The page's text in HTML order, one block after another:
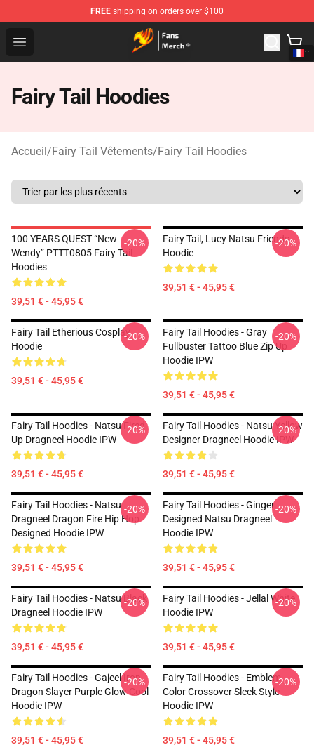
FREE shipping on orders over $100
Open menu
Fairy Tail Store - Official Fairy Tail Merchandise Shop
Fairy Tail Hoodies
Accueil/Fairy Tail Vêtements/Fairy Tail Hoodies
100 YEARS QUEST “New
Wendy” PTTT0805 Fairy Tail
Hoodies
39,51 € - 45,95 €
-20%
Fairy Tail, Lucy Natsu Friends
Hoodie
39,51 € - 45,95 €
-20%
Fairy Tail Etherious Cosplay
Hoodie
39,51 € - 45,95 €
-20%
Fairy Tail Hoodies - Gray
Fullbuster Tattoo Blue Zip Up
Hoodie IPW
39,51 € - 45,95 €
-20%
Fairy Tail Hoodies - Natsu Fired
Up Dragneel Hoodie IPW
39,51 € - 45,95 €
-20%
Fairy Tail Hoodies - Natsu Yellow
Designer Dragneel Hoodie IPW
39,51 € - 45,95 €
-20%
Fairy Tail Hoodies - Natsu
Dragneel Dragon Fire Hip Hop
Designed Hoodie IPW
39,51 € - 45,95 €
-20%
Fairy Tail Hoodies - Ginger
Designed Natsu Dragneel
Hoodie IPW
39,51 € - 45,95 €
-20%
Fairy Tail Hoodies - Natsu Black
Dragneel Hoodie IPW
39,51 € - 45,95 €
-20%
Fairy Tail Hoodies - Jellal White
Hoodie IPW
39,51 € - 45,95 €
-20%
Fairy Tail Hoodies - Gajeel Iron
Dragon Slayer Purple Glow Cool
Hoodie IPW
39,51 € - 45,95 €
-20%
Fairy Tail Hoodies - Emblem
Color Crossover Sleek Style
Hoodie IPW
39,51 € - 45,95 €
-20%